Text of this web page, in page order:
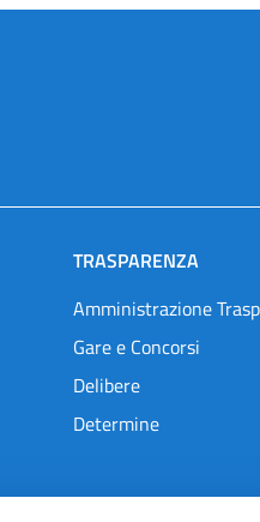
TRASPARENZA
Amministrazione
Gare e Concorsi
Delibere
Determine